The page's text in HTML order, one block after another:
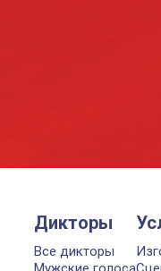
Дикторы
Все дикторы